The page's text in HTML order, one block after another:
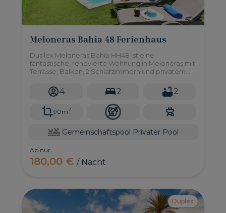
Meloneras Bahia 48 Ferienhaus
Duplex Meloneras Bahía HH48 ist eine
fantastische, renovierte Wohnung in Meloneras mit
Terrasse, Balkon, 2 Schlafzimmern und privatem
4 2 2
90m2
Gemeinschaftspool Privater Pool
Ab nur
180,00 €/ Nacht
Duplex